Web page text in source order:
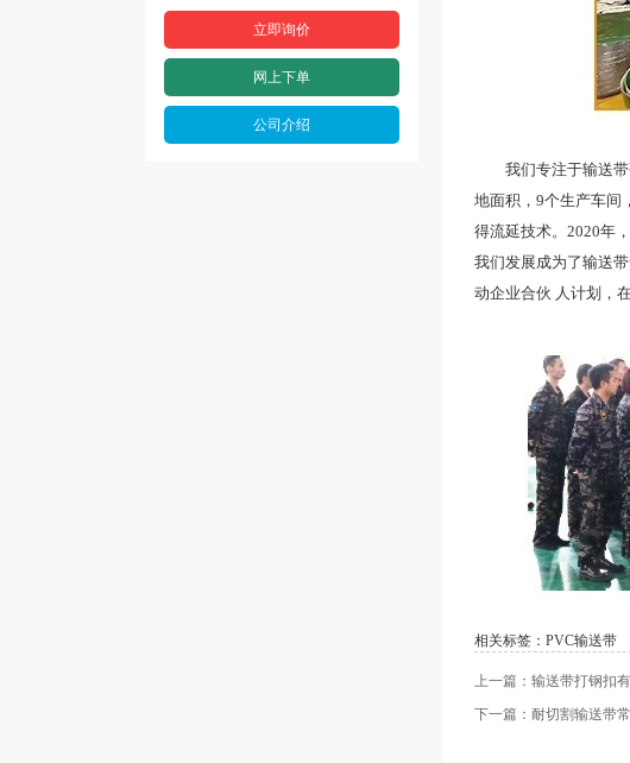
立即询价
网上下单
公司介绍
我们专注于输送带
地面积，9个生产车间
得流延技术。2020年
我们发展成为了输送
动企业合伙 人计划，
相关标签： PVC输送带
上一篇：输送带打钢扣
下一篇：耐切割输送带